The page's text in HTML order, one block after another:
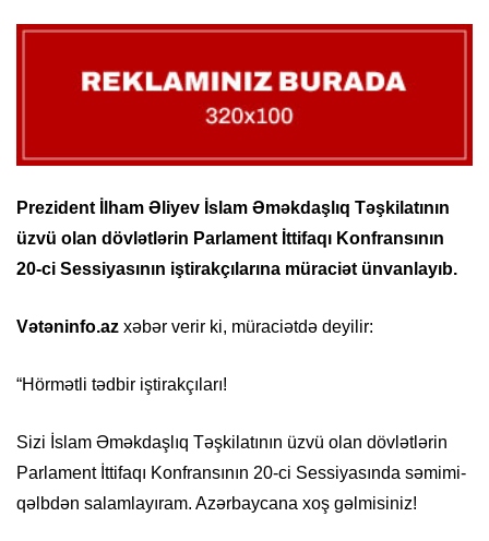
Prezident İlham Əliyev İslam Əməkdaşlıq Təşkilatının
üzvü olan dövlətlərin Parlament İttifaqı Konfransının
20-ci Sessiyasının iştirakçılarına müraciət ünvanlayıb.
Vətəninfo.az xəbər verir ki, müraciətdə deyilir:
“Hörmətli tədbir iştirakçıları!
Sizi İslam Əməkdaşlıq Təşkilatının üzvü olan dövlətlərin
Parlament İttifaqı Konfransının 20-ci Sessiyasında səmimi-
qəlbdən salamlayıram. Azərbaycana xoş gəlmisiniz!